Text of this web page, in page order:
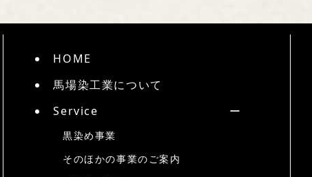
HOME
馬場染工業について
Service
黒染め事業
そのほかの事業のご案内